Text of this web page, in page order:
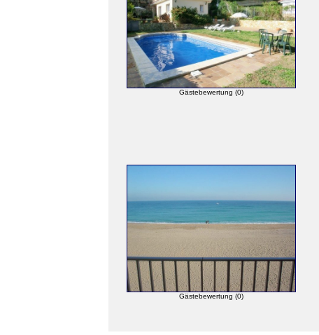
Gästebewertung (0)
Gästebewertung (0)